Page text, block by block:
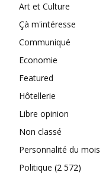
Art et Culture
Çà m'intéresse
Communiqué
Economie
Featured
Hôtellerie
Libre opinion
Non classé
Personnalité du mois
Politique (2 572)